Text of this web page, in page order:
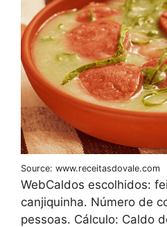
Source: www.receitasdovale.com
WebCaldos escolhidos:
canjiquinha. Número de
pessoas. Cálculo: Caldo